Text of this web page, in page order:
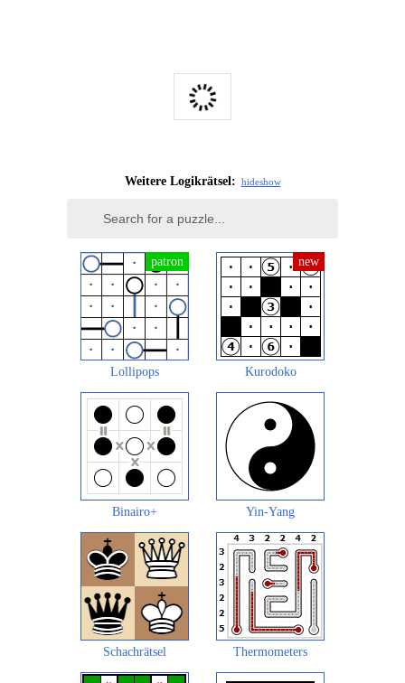
Weitere Logikrätsel: hideshow
Lollipops Kurodoko
Binairo+ Yin-Yang
Schachrätsel Thermometers